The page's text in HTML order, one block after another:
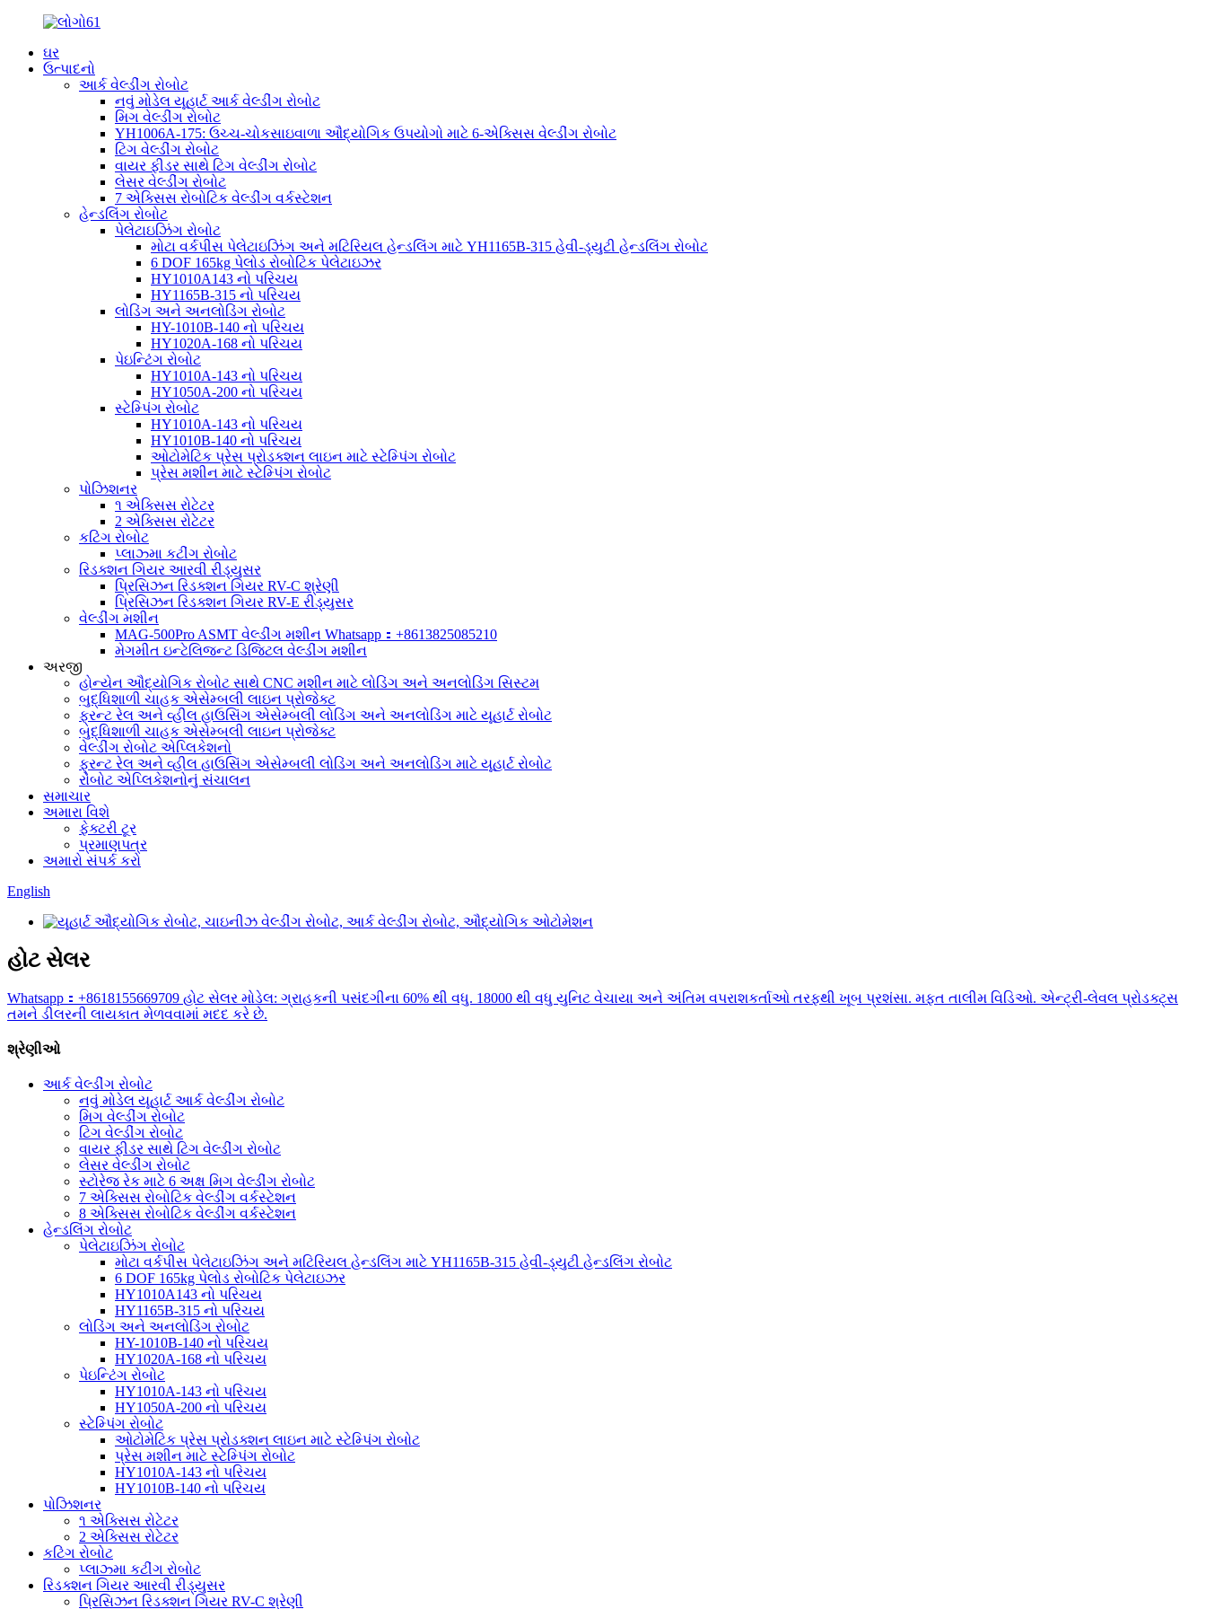
ઘર
ઉત્પાદનો
આર્ક વેલ્ડીંગ રોબોટ
નવું મોડેલ યૂહાર્ટ આર્ક વેલ્ડીંગ રોબોટ
મિગ વેલ્ડીંગ રોબોટ
YH1006A-175: ઉચ્ચ-ચોકસાઇવાળા ઔદ્યોગિક ઉપયોગો માટે 6-એક્સિસ વેલ્ડીંગ રોબોટ
ટિગ વેલ્ડીંગ રોબોટ
વાયર ફીડર સાથે ટિગ વેલ્ડીંગ રોબોટ
લેસર વેલ્ડીંગ રોબોટ
7 એક્સિસ રોબોટિક વેલ્ડીંગ વર્કસ્ટેશન
હેન્ડલિંગ રોબોટ
પેલેટાઇઝિંગ રોબોટ
મોટા વર્કપીસ પેલેટાઇઝિંગ અને મટિરિયલ હેન્ડલિંગ માટે YH1165B-315 હેવી-ડ્યુટી હેન્ડલિંગ રોબોટ
6 DOF 165kg પેલોડ રોબોટિક પેલેટાઇઝર
HY1010A143 નો પરિચય
HY1165B-315 નો પરિચય
લોડિંગ અને અનલોડિંગ રોબોટ
HY-1010B-140 નો પરિચય
HY1020A-168 નો પરિચય
પેઇન્ટિંગ રોબોટ
HY1010A-143 નો પરિચય
HY1050A-200 નો પરિચય
સ્ટેમ્પિંગ રોબોટ
HY1010A-143 નો પરિચય
HY1010B-140 નો પરિચય
ઓટોમેટિક પ્રેસ પ્રોડક્શન લાઇન માટે સ્ટેમ્પિંગ રોબોટ
પ્રેસ મશીન માટે સ્ટેમ્પિંગ રોબોટ
પોઝિશનર
૧ એક્સિસ રોટેટર
2 એક્સિસ રોટેટર
કટિંગ રોબોટ
પ્લાઝ્મા કટીંગ રોબોટ
રિડક્શન ગિયર આરવી રીડ્યુસર
પ્રિસિઝન રિડક્શન ગિયર RV-C શ્રેણી
પ્રિસિઝન રિડક્શન ગિયર RV-E રીડ્યુસર
વેલ્ડીંગ મશીન
MAG-500Pro ASMT વેલ્ડીંગ મશીન Whatsapp：+8613825085210
મેગમીત ઇન્ટેલિજન્ટ ડિજિટલ વેલ્ડીંગ મશીન
અરજી
હોન્યેન ઔદ્યોગિક રોબોટ સાથે CNC મશીન માટે લોડિંગ અને અનલોડિંગ સિસ્ટમ
બુદ્ધિશાળી ચાહક એસેમ્બલી લાઇન પ્રોજેક્ટ
ફ્રન્ટ રેલ અને વ્હીલ હાઉસિંગ એસેમ્બલી લોડિંગ અને અનલોડિંગ માટે યૂહાર્ટ રોબોટ
બુદ્ધિશાળી ચાહક એસેમ્બલી લાઇન પ્રોજેક્ટ
વેલ્ડીંગ રોબોટ એપ્લિકેશનો
ફ્રન્ટ રેલ અને વ્હીલ હાઉસિંગ એસેમ્બલી લોડિંગ અને અનલોડિંગ માટે યૂહાર્ટ રોબોટ
રોબોટ એપ્લિકેશનોનું સંચાલન
સમાચાર
અમારા વિશે
ફેક્ટરી ટૂર
પ્રમાણપત્ર
અમારો સંપર્ક કરો
English
હોટ સેલર
Whatsapp：+8618155669709 હોટ સેલર મોડેલ: ગ્રાહકની પસંદગીના 60% થી વધુ. 18000 થી વધુ યુનિટ વેચાયા અને અંતિમ વપરાશકર્તાઓ તરફથી ખૂબ પ્રશંસા. મફત તાલીમ વિડિઓ. એન્ટ્રી-લેવલ પ્રોડક્ટ્સ
તમને ડીલરની લાયકાત મેળવવામાં મદદ કરે છે.
શ્રેણીઓ
આર્ક વેલ્ડીંગ રોબોટ
નવું મોડેલ યૂહાર્ટ આર્ક વેલ્ડીંગ રોબોટ
મિગ વેલ્ડીંગ રોબોટ
ટિગ વેલ્ડીંગ રોબોટ
વાયર ફીડર સાથે ટિગ વેલ્ડીંગ રોબોટ
લેસર વેલ્ડીંગ રોબોટ
સ્ટોરેજ રેક માટે 6 અક્ષ મિગ વેલ્ડીંગ રોબોટ
7 એક્સિસ રોબોટિક વેલ્ડીંગ વર્કસ્ટેશન
8 એક્સિસ રોબોટિક વેલ્ડીંગ વર્કસ્ટેશન
હેન્ડલિંગ રોબોટ
પેલેટાઇઝિંગ રોબોટ
મોટા વર્કપીસ પેલેટાઇઝિંગ અને મટિરિયલ હેન્ડલિંગ માટે YH1165B-315 હેવી-ડ્યુટી હેન્ડલિંગ રોબોટ
6 DOF 165kg પેલોડ રોબોટિક પેલેટાઇઝર
HY1010A143 નો પરિચય
HY1165B-315 નો પરિચય
લોડિંગ અને અનલોડિંગ રોબોટ
HY-1010B-140 નો પરિચય
HY1020A-168 નો પરિચય
પેઇન્ટિંગ રોબોટ
HY1010A-143 નો પરિચય
HY1050A-200 નો પરિચય
સ્ટેમ્પિંગ રોબોટ
ઓટોમેટિક પ્રેસ પ્રોડક્શન લાઇન માટે સ્ટેમ્પિંગ રોબોટ
પ્રેસ મશીન માટે સ્ટેમ્પિંગ રોબોટ
HY1010A-143 નો પરિચય
HY1010B-140 નો પરિચય
પોઝિશનર
૧ એક્સિસ રોટેટર
2 એક્સિસ રોટેટર
કટિંગ રોબોટ
પ્લાઝ્મા કટીંગ રોબોટ
રિડક્શન ગિયર આરવી રીડ્યુસર
પ્રિસિઝન રિડક્શન ગિયર RV-C શ્રેણી